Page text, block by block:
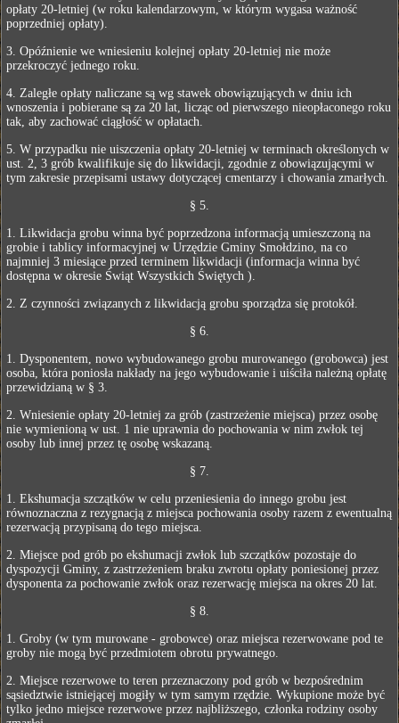
opłaty 20-letniej (w roku kalendarzowym, w którym wygasa ważność
poprzedniej opłaty).
3. Opóźnienie we wniesieniu kolejnej opłaty 20-letniej nie może
przekroczyć jednego roku.
4. Zaległe opłaty naliczane są wg stawek obowiązujących w dniu ich
wnoszenia i pobierane są za 20 lat, licząc od pierwszego nieopłaconego roku
tak, aby zachować ciągłość w opłatach.
5. W przypadku nie uiszczenia opłaty 20-letniej w terminach określonych w
ust. 2, 3 grób kwalifikuje się do likwidacji, zgodnie z obowiązującymi w
tym zakresie przepisami ustawy dotyczącej cmentarzy i chowania zmarłych.
§ 5.
1. Likwidacja grobu winna być poprzedzona informacją umieszczoną na
grobie i tablicy informacyjnej w Urzędzie Gminy Smołdzino, na co
najmniej 3 miesiące przed terminem likwidacji (informacja winna być
dostępna w okresie Świąt Wszystkich Świętych ).
2. Z czynności związanych z likwidacją grobu sporządza się protokół.
§ 6.
1. Dysponentem, nowo wybudowanego grobu murowanego (grobowca) jest
osoba, która poniosła nakłady na jego wybudowanie i uiściła należną opłatę
przewidzianą w § 3.
2. Wniesienie opłaty 20-letniej za grób (zastrzeżenie miejsca) przez osobę
nie wymienioną w ust. 1 nie uprawnia do pochowania w nim zwłok tej
osoby lub innej przez tę osobę wskazaną.
§ 7.
1. Ekshumacja szczątków w celu przeniesienia do innego grobu jest
równoznaczna z rezygnacją z miejsca pochowania osoby razem z ewentualną
rezerwacją przypisaną do tego miejsca.
2. Miejsce pod grób po ekshumacji zwłok lub szczątków pozostaje do
dyspozycji Gminy, z zastrzeżeniem braku zwrotu opłaty poniesionej przez
dysponenta za pochowanie zwłok oraz rezerwację miejsca na okres 20 lat.
§ 8.
1. Groby (w tym murowane - grobowce) oraz miejsca rezerwowane pod te
groby nie mogą być przedmiotem obrotu prywatnego.
2. Miejsce rezerwowe to teren przeznaczony pod grób w bezpośrednim
sąsiedztwie istniejącej mogiły w tym samym rzędzie. Wykupione może być
tylko jedno miejsce rezerwowe przez najbliższego, członka rodziny osoby